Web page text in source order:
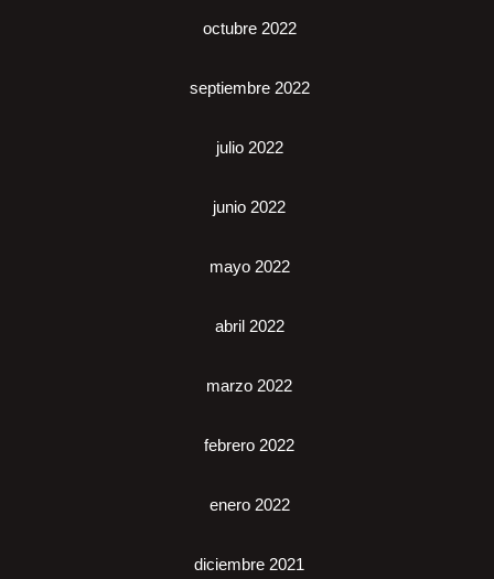
octubre 2022
septiembre 2022
julio 2022
junio 2022
mayo 2022
abril 2022
marzo 2022
febrero 2022
enero 2022
diciembre 2021